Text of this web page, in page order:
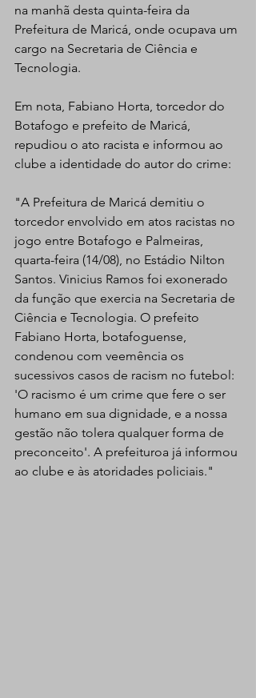
na manhã desta quinta-feira da
Prefeitura de Maricá, onde ocupava um
cargo na Secretaria de Ciência e
Tecnologia.
Em nota, Fabiano Horta, torcedor do
Botafogo e prefeito de Maricá,
repudiou o ato racista e informou ao
clube a identidade do autor do crime:
"A Prefeitura de Maricá demitiu o
torcedor envolvido em atos racistas no
jogo entre Botafogo e Palmeiras,
quarta-feira (14/08), no Estádio Nilton
Santos. Vinicius Ramos foi exonerado
da função que exercia na Secretaria de
Ciência e Tecnologia. O prefeito
Fabiano Horta, botafoguense,
condenou com veemência os
sucessivos casos de racism no futebol:
'O racismo é um crime que fere o ser
humano em sua dignidade, e a nossa
gestão não tolera qualquer forma de
preconceito'. A prefeituroa já informou
ao clube e às atoridades policiais."